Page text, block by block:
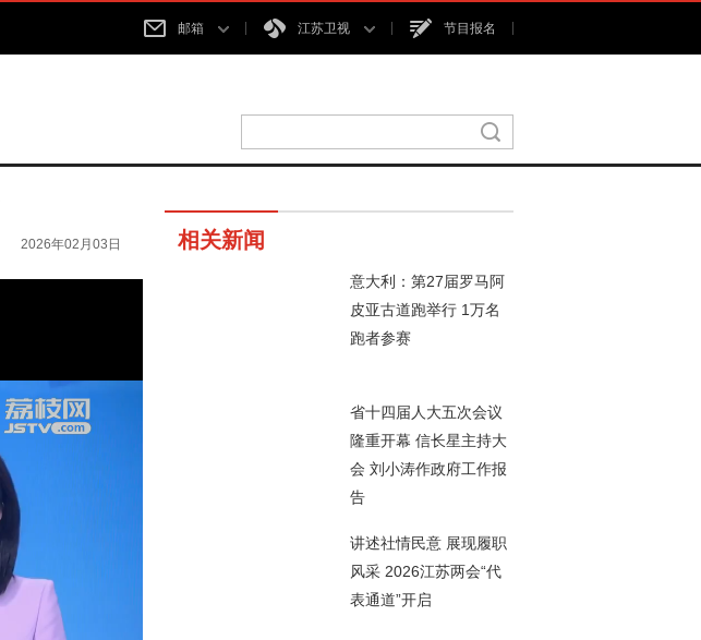
邮箱 江苏卫视 节目报名
2026年02月03日 相关新闻
意大利：第27届罗马阿
皮亚古道跑举行 1万名
跑者参赛
省十四届人大五次会议
隆重开幕 信长星主持大
会 刘小涛作政府工作报
告
讲述社情民意 展现履职
风采 2026江苏两会“代
表通道”开启